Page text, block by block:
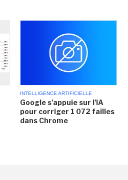
INTELLIGENCE ARTIFICIELLE
Google s'appuie sur l'IA
pour corriger 1 072 failles
dans Chrome